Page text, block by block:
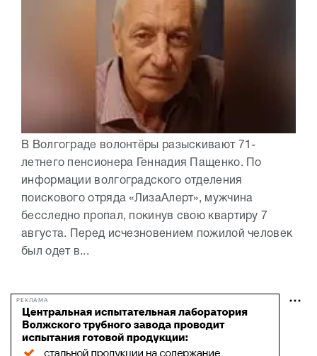
В Волгограде волонтёры разыскивают 71-
летнего пенсионера Геннадия Пащенко. По
информации волгоградского отделения
поискового отряда «ЛизаАлерт», мужчина
бесследно пропал, покинув свою квартиру 7
августа. Перед исчезновением пожилой человек
был одет в...
РЕКЛАМА